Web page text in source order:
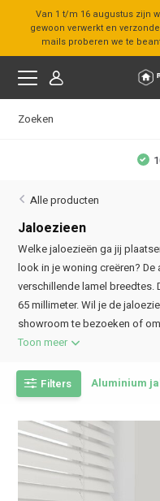
Van 1 t/m 16 augustus zijn
gewoon verwerkt en
mails proberen we te
Alle producten
Jaloezieen
Welke jaloezieën ga jij
look in je woning creëren?
verschillende lamel breedtes.
65 millimeter. Wil je de
showroom te bezoeken of
Toon meer
Filters Aluminium